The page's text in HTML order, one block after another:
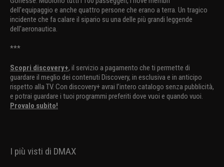
dell'equipaggio e anche quattro persone che erano a terra. Un tragico
incidente che fa calare il sipario su una delle più grandi leggende
dell'aeronautica.
***
Scopri discovery+, il servizio a pagamento che ti permette di
guardare il meglio dei contenuti Discovery, in esclusiva e in anticipo
rispetto alla TV. Con discovery+ avrai l’intero catalogo senza pubblicità,
e potrai guardare i tuoi programmi preferiti dove vuoi e quando vuoi.
Provalo subito!
I più visti di DMAX